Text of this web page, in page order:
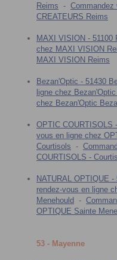
Reims -
CREATEURS Reims
MAXI VISION - 51100
chez MAXI VISION
MAXI VISION Reims
Bezan'Optic - 51430
ligne chez
chez Bezan'Optic
OPTIC COURTISOLS
vous en ligne chez
Courtisols -
COURTISOLS -
NATURAL OPTIQUE
rendez-vous en ligne
Menehould -
OPTIQUE Sainte
53 - Mayenne